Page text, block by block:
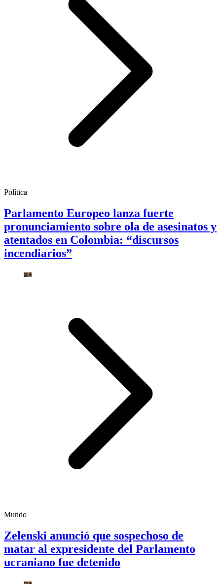
Política
Parlamento Europeo lanza fuerte
pronunciamiento sobre ola de asesinatos y
atentados en Colombia: “discursos
incendiarios”
Mundo
Zelenski anunció que sospechoso de
matar al expresidente del Parlamento
ucraniano fue detenido